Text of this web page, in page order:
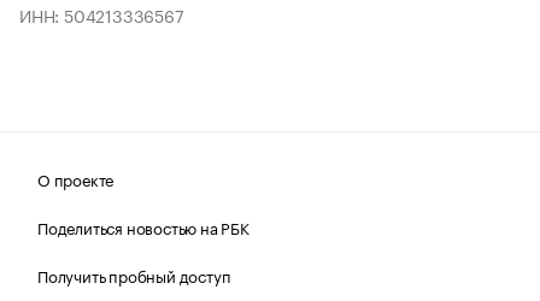
ИНН: 504213336567
О проекте
Поделиться новостью на РБК
Получить пробный доступ